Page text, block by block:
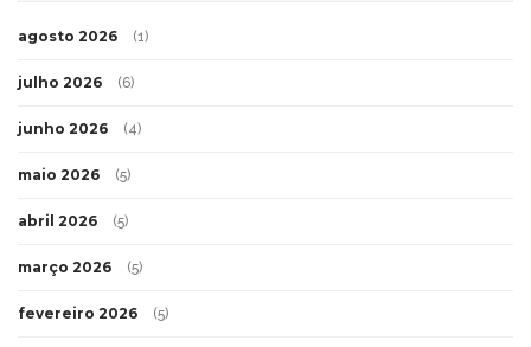
agosto 2026 (1)
julho 2026 (6)
junho 2026 (4)
maio 2026 (5)
abril 2026 (5)
março 2026 (5)
fevereiro 2026 (5)